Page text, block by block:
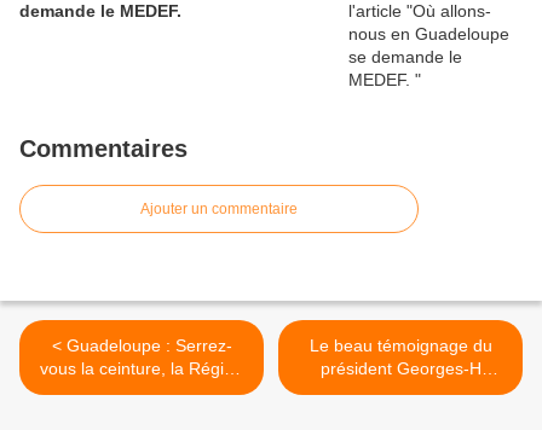
demande le MEDEF.
Commentaires
Ajouter un commentaire
< Guadeloupe : Serrez-
vous la ceinture, la Région
continue de dépenser ! Par
Le beau témoignage du
président Georges-H
Obama, par Edouard